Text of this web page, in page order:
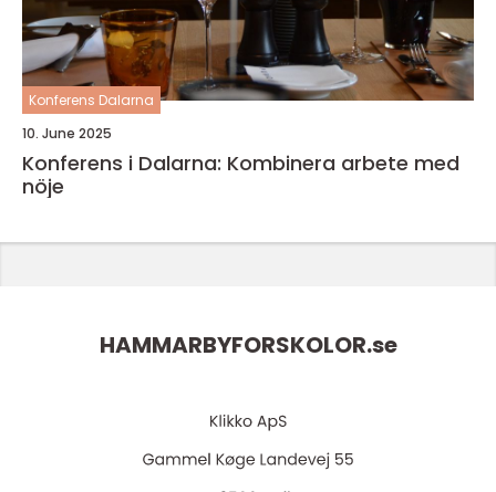
Konferens Dalarna
10. June 2025
Konferens i Dalarna: Kombinera arbete med
nöje
HAMMARBYFORSKOLOR.se